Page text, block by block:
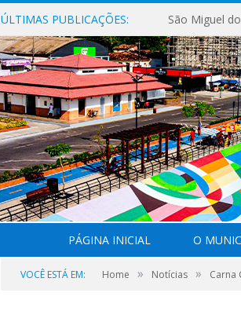
ÚLTIMAS PUBLICAÇÕES:
PÁGINA INICIAL O
VOCÊ ESTÁ EM: Home » Notícias » Carna